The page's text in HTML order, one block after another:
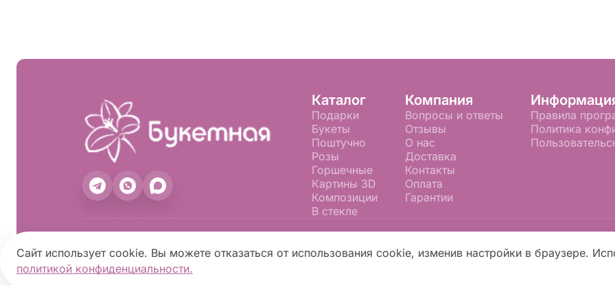
Каталог
Подарки
Букеты
Поштучно
Розы
Горшечные
Картины 3D
Композиции
В стекле
Компания
Вопросы и ответы
Отзывы
О нас
Доставка
Контакты
Оплата
Гарантии
Правила
Политика
2026 ©«Букетная»- Интернет-магазин доставки цветов в Тюмени. Сайт создан на платформе
Сайт использует cookie. Вы можете отказаться от использования cookie, изменив настройки в браузере.
политикой конфиденциальности.